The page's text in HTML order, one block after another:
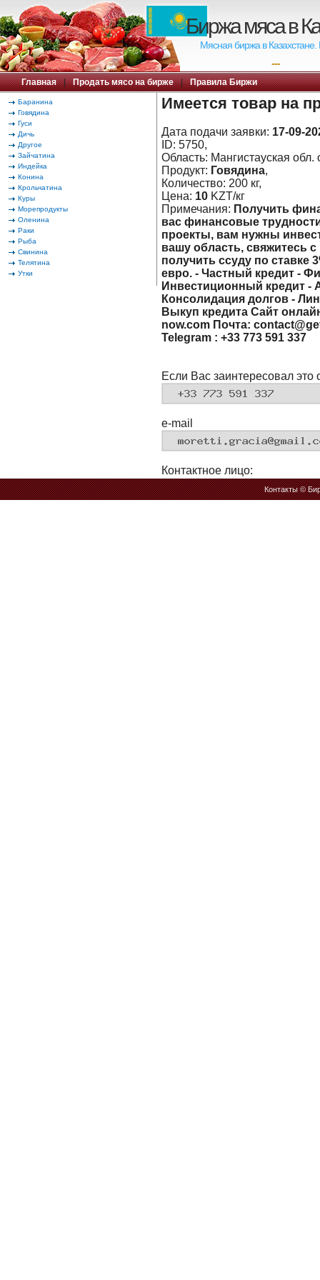
Биржа мяса в
Мясная биржа в
---
Главная | Продать мясо на бирже | Правила Биржи
Баранина
Говядина
Гуси
Дичь
Другое
Зайчатина
Индейка
Конина
Крольчатина
Куры
Морепродукты
Оленина
Раки
Рыба
Свинина
Телятина
Утки
Имеется товар на
Дата подачи заявки: 17-09-
ID: 5750,
Область: Мангистауская обл.
Продукт: Говядина,
Количество: 200 кг,
Цена: 10 KZT/кг
Примечания: Получить
вас финансовые
проекты, вам нужны
вашу область, свяжитесь
получить ссуду по ставке
евро. - Частный кредит -
Инвестиционный кредит -
Консолидация долгов -
Выкуп кредита Сайт
now.com Почта:
Telegram : +33 773 591 337
Если Вас заинтересовал это
e-mail
Контактное лицо:
Контакты©